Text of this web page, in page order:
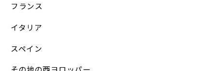
フランス
イタリア
スペイン